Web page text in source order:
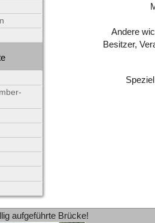
Andere
Besitzer,
aufgeführte Brücke!